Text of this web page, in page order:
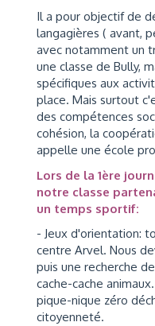
Il a pour objectif de
langagières ( avant,
avec notamment un
une classe de Bully,
spécifiques aux
place. Mais surtout
des compétences
cohésion, la
appelle une école
Lors de la 1ère
notre classe
un temps sportif:
- Jeux d'orientation:
centre Arvel. Nous
puis une recherche
cache-cache
pique-nique zéro
citoyenneté.